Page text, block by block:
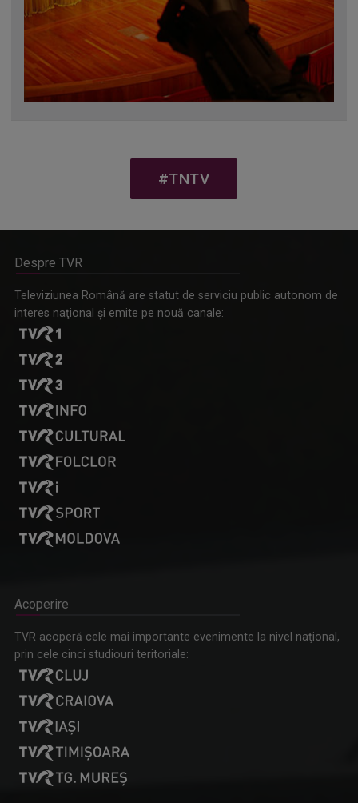
#TNTV
Despre TVR
Televiziunea Română are statut de serviciu public autonom de
interes naţional şi emite pe nouă canale:
Acoperire
TVR acoperă cele mai importante evenimente la nivel naţional,
prin cele cinci studiouri teritoriale: